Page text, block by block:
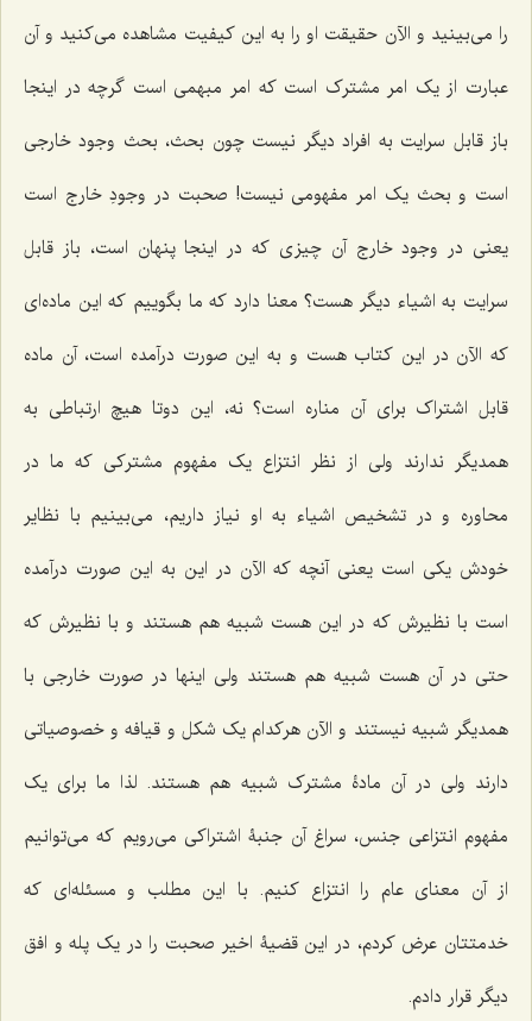
را مى‌بینید و الآن حقیقت او را به این کیفیت مشاهده مى‌کنید و آن
عبارت از یک امر مشترک است که امر مبهمی است گرچه در اینجا
باز قابل سرایت به افراد دیگر نیست چون بحث‌، بحث وجود خارجى
است و بحث یک امر مفهومی نیست! صحبت در وجودِ خارج است
یعنى در وجود خارج آن چیزى که در اینجا پنهان است، باز قابل
سرایت به اشیاء دیگر هست؟ معنا دارد که ما بگوییم که این ماده‌اى
که الآن در این کتاب هست و به این صورت درآمده است، آن ماده
قابل اشتراک براى آن مناره است؟ نه، این دوتا هیچ ارتباطى به
همدیگر ندارند ولى از نظر انتزاع یک مفهوم مشترکى که ما در
محاوره و در تشخیص اشیاء به او نیاز داریم، مى‌بینیم با نظایر
خودش یکى است یعنى آنچه که الآن در این به این صورت درآمده
است با نظیرش که در این هست شبیه هم هستند و با نظیرش که
حتى در آن هست شبیه هم هستند ولى اینها در صورت خارجى با
همدیگر شبیه نیستند و الآن هرکدام یک شکل و قیافه و خصوصیاتى
دارند ولى در آن مادۀ مشترک شبیه هم هستند. لذا ما براى یک
مفهوم انتزاعى جنس، سراغ آن جنبۀ اشتراکى مى‌رویم که مى‌توانیم
از آن معناى عام را انتزاع کنیم. با این مطلب و مسئله‌ای که
خدمتتان عرض کردم، در این قضیۀ اخیر صحبت را در یک پله و افق
دیگر قرار دادم.